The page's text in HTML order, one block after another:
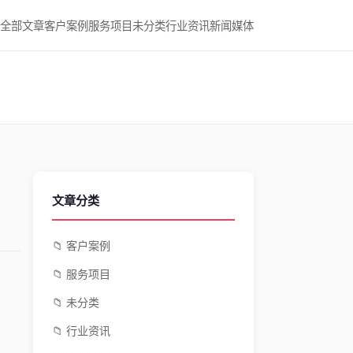
全部文章客户案例 服务项目 未分类行业资讯新闻媒体
文章分类
📁 客户案例
📁 服务项目
📁 未分类
📁 行业资讯